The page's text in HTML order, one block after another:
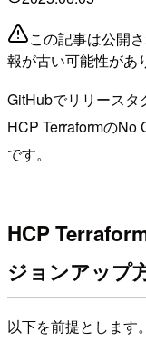
この記事は公開
報が古い可能性があ
GitHubでリリースタ
HCP TerraformのNo
です。
HCP
ジョンアップ
以下を前提とします。